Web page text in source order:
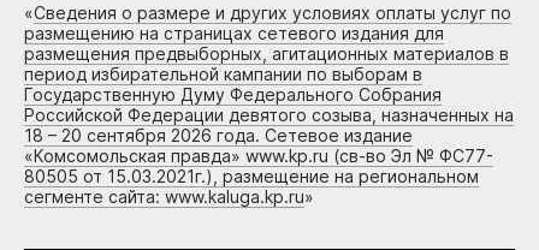
«Сведения о размере и других условиях оплаты услуг по
размещению на страницах сетевого издания для
размещения предвыборных, агитационных материалов в
период избирательной кампании по выборам в
Государственную Думу Федерального Собрания
Российской Федерации девятого созыва, назначенных на
18 – 20 сентября 2026 года. Сетевое издание
«Комсомольская правда» www.kp.ru (св-во Эл № ФС77-
80505 от 15.03.2021г.), размещение на региональном
сегменте сайта: www.kaluga.kp.ru»